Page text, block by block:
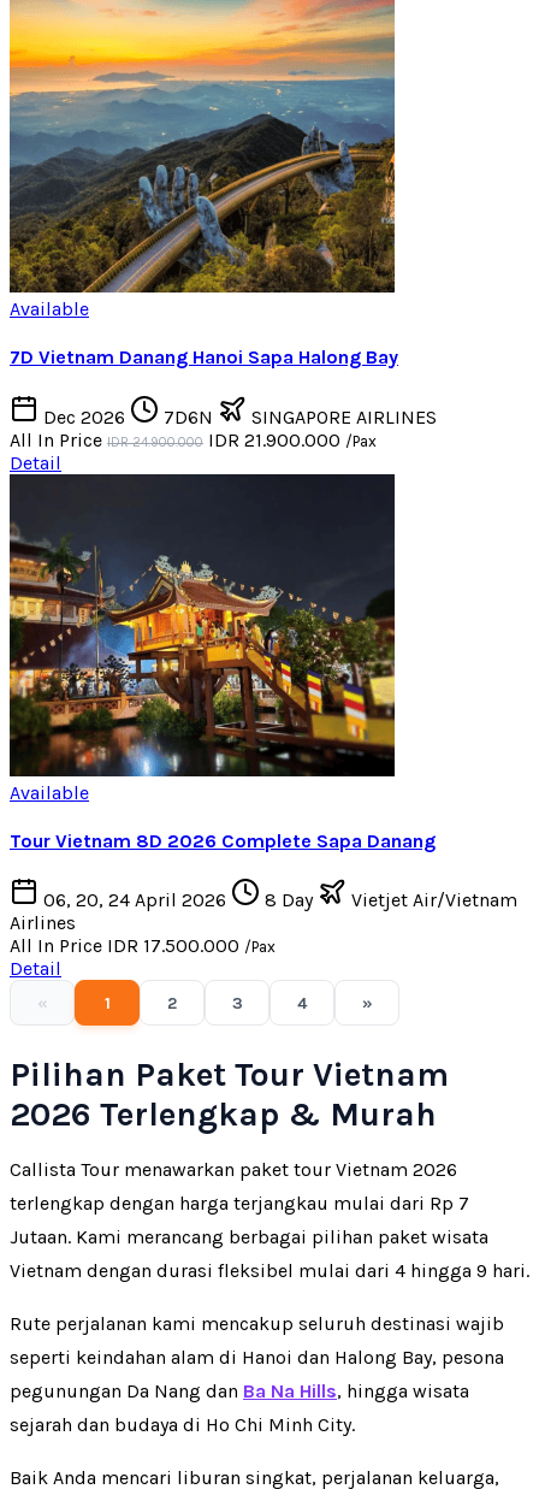
Available
7D Vietnam Danang Hanoi Sapa Halong Bay
Dec 2026 7D6N
SINGAPORE AIRLINES
All In Price IDR 24.900.000 IDR 21.900.000 /Pax
Detail
Available
Tour Vietnam 8D 2026 Complete Sapa Danang
06, 20, 24 April 2026 8 Day
Vietjet Air/Vietnam
Airlines
All In Price IDR 17.500.000 /Pax
Detail
« 1 2 3 4 »
Pilihan Paket Tour Vietnam
2026 Terlengkap & Murah
Callista Tour menawarkan paket tour Vietnam 2026
terlengkap dengan harga terjangkau mulai dari Rp 7
Jutaan. Kami merancang berbagai pilihan paket wisata
Vietnam dengan durasi fleksibel mulai dari 4 hingga 9 hari.
Rute perjalanan kami mencakup seluruh destinasi wajib
seperti keindahan alam di Hanoi dan Halong Bay, pesona
pegunungan Da Nang dan Ba Na Hills, hingga wisata
sejarah dan budaya di Ho Chi Minh City.
Baik Anda mencari liburan singkat, perjalanan keluarga,